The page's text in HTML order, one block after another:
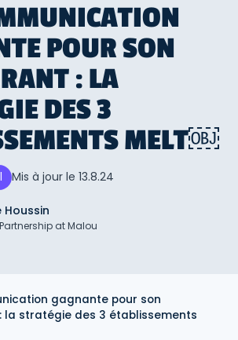
POUR SON
: LA
DES 3
MELT￼
Mis à jour le 13.8.24
at Malou
gagnante pour son
la stratégie des 3 établissements